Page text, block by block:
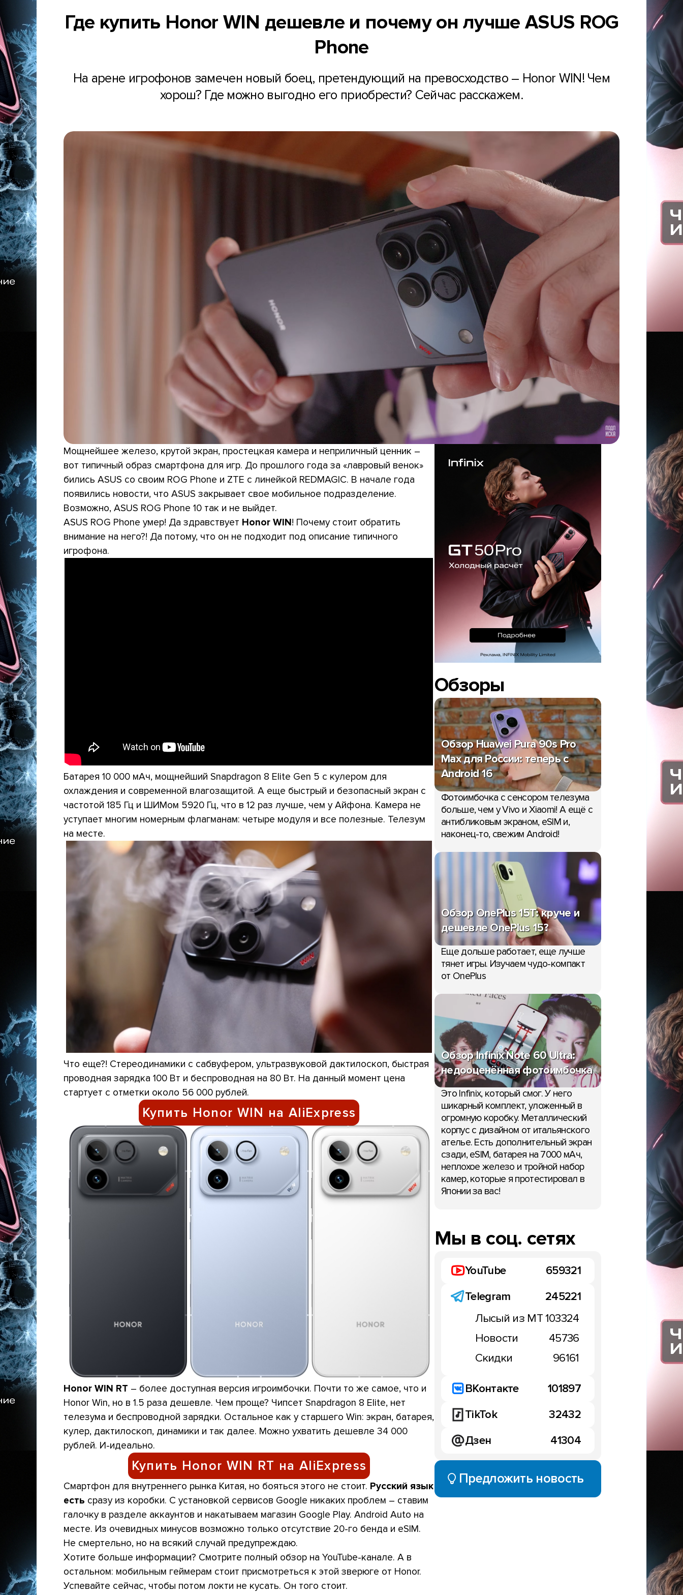
Где купить Honor WIN дешевле и почему он лучше ASUS ROG
Phone
На арене игрофонов замечен новый боец, претендующий на превосходство – Honor WIN! Чем
хорош? Где можно выгодно его приобрести? Сейчас расскажем.
Мощнейшее железо, крутой экран, простецкая камера и неприличный ценник –
вот типичный образ смартфона для игр. До прошлого года за «лавровый венок»
бились ASUS со своим ROG Phone и ZTE с линейкой REDMAGIC. В начале года
появились новости, что ASUS закрывает свое мобильное подразделение.
Возможно, ASUS ROG Phone 10 так и не выйдет.
ASUS ROG Phone умер! Да здравствует Honor WIN! Почему стоит обратить
внимание на него?! Да потому, что он не подходит под описание типичного
игрофона.
Батарея 10 000 мАч, мощнейший Snapdragon 8 Elite Gen 5 с кулером для
охлаждения и современной влагозащитой. А еще быстрый и безопасный экран с
частотой 185 Гц и ШИМом 5920 Гц, что в 12 раз лучше, чем у Айфона. Камера не
уступает многим номерным флагманам: четыре модуля и все полезные. Телезум
на месте.
Что еще?! Стереодинамики с сабвуфером, ультразвуковой дактилоскоп, быстрая
проводная зарядка 100 Вт и беспроводная на 80 Вт. На данный момент цена
стартует с отметки около 56 000 рублей.
Купить Honor WIN на AliExpress
Honor WIN RT – более доступная версия игроимбочки. Почти то же самое, что и
Honor Win, но в 1.5 раза дешевле. Чем проще? Чипсет Snapdragon 8 Elite, нет
телезума и беспроводной зарядки. Остальное как у старшего Win: экран, батарея,
кулер, дактилоскоп, динамики и так далее. Можно ухватить дешевле 34 000
рублей. И-идеально.
Купить Honor WIN RT на AliExpress
Смартфон для внутреннего рынка Китая, но бояться этого не стоит. Русский язык
есть сразу из коробки. С установкой сервисов Google никаких проблем – ставим
галочку в разделе аккаунтов и накатываем магазин Google Play. Android Auto на
месте. Из очевидных минусов возможно только отсутствие 20-го бенда и eSIM.
Не смертельно, но на всякий случай предупреждаю.
Хотите больше информации? Смотрите полный обзор на YouTube-канале. А в
остальном: мобильным геймерам стоит присмотреться к этой зверюге от Honor.
Успевайте сейчас, чтобы потом локти не кусать. Он того стоит.
Обзоры
Обзор Huawei Pura 90s Pro
Max для России: теперь с
Android 16
Фотоимбочка с сенсором телезума
больше, чем у Vivo и Xiaomi! А ещё с
антибликовым экраном, eSIM и,
наконец-то, свежим Android!
Обзор OnePlus 15T: круче и
дешевле OnePlus 15?
Еще дольше работает, еще лучше
тянет игры. Изучаем чудо-компакт
от OnePlus
Обзор Infinix Note 60 Ultra:
недооценённая фотоимбочка
Это Infinix, который смог. У него
шикарный комплект, уложенный в
огромную коробку. Металлический
корпус с дизайном от итальянского
ателье. Есть дополнительный экран
сзади, eSIM, батарея на 7000 мАч,
неплохое железо и тройной набор
камер, которые я протестировал в
Японии за вас!
Мы в соц. сетях
YouTube
659321
Telegram
245221
Лысый из МТ103324
Новости
45736
Скидки
96161
ВКонтакте
101897
TikTok
32432
Дзен
41304
Предложить новость